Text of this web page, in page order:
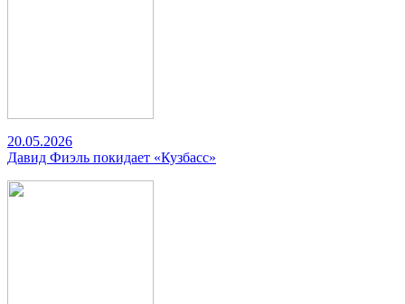
20.05.2026
Давид Фиэль покидает «Кузбасс»